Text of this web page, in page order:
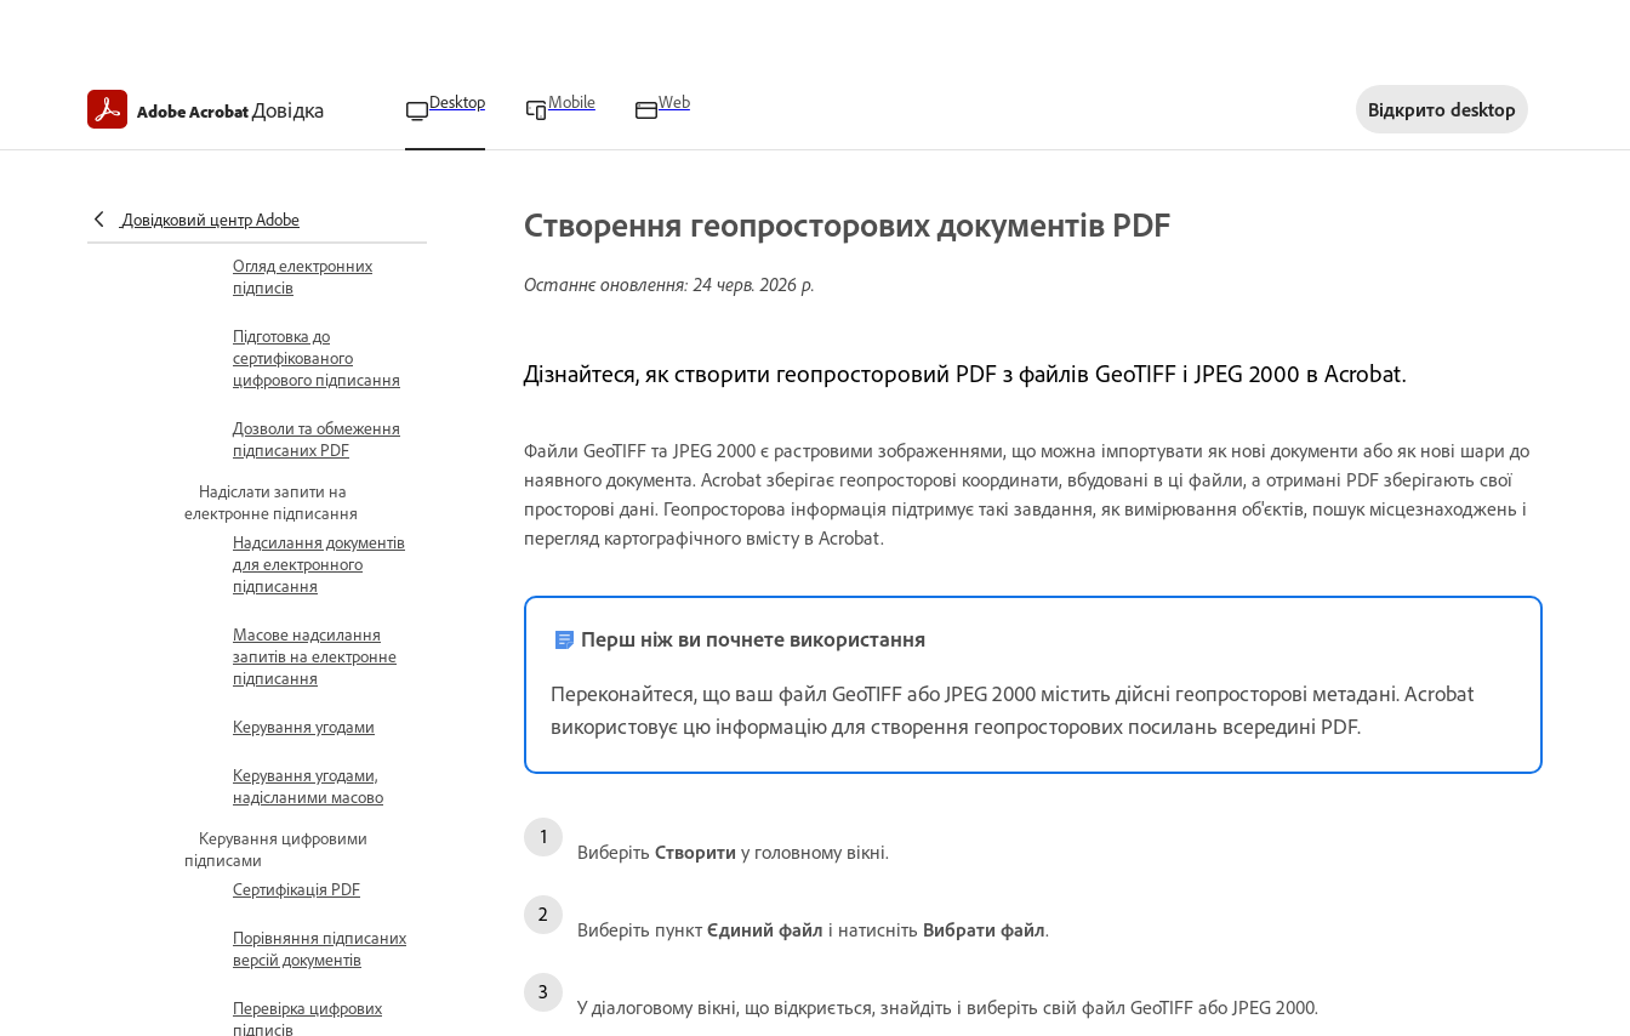
Adobe AcrobatДовідка Desktop Mobile Web Відкрито desktop
Довідковий центр Adobe
мініатюр сторінок
Електронне підписання документів
підписів
Огляд електронних
підписів
Підготовка до
сертифікованого
цифрового підписання
Дозволи та обмеження
підписаних PDF
Надіслати запити на
електронне підписання
Надсилання документів
для електронного
підписання
Масове надсилання
запитів на електронне
підписання
Керування угодами
Керування угодами,
надісланими масово
Керування цифровими
підписами
Сертифікація PDF
Порівняння підписаних
версій документів
Перевірка цифрових
підписів
Створення геопросторових документів PDF
Останнє оновлення:24 черв. 2026 р.
Дізнайтеся, як створити геопросторовий PDF з файлів GeoTIFF і JPEG 2000 в Acrobat.
Файли GeoTIFF та JPEG 2000 є растровими зображеннями, що можна імпортувати як нові документи або як нові шари до
наявного документа. Acrobat зберігає геопросторові координати, вбудовані в ці файли, а отримані PDF зберігають свої
просторові дані. Геопросторова інформація підтримує такі завдання, як вимірювання об'єктів, пошук місцезнаходжень і
перегляд картографічного вмісту в Acrobat.
Перш ніж ви почнете використання
Переконайтеся, що ваш файл GeoTIFF або JPEG 2000 містить дійсні геопросторові метадані. Acrobat
використовує цю інформацію для створення геопросторових посилань всередині PDF.
Виберіть Створити у головному вікні.
Виберіть пунктЄдиний файл і натисніть Вибрати файл.
У діалоговому вікні, що відкриється, знайдіть і виберіть свій файл GeoTIFF або JPEG 2000.